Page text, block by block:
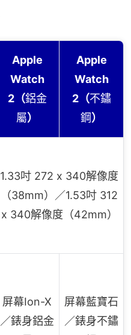
Apple
Watch
2（鋁金
屬）
Apple
Watch
2（不鏽
鋼）
1.33吋 272 x 340解像度
（38mm）／1.53吋 312
x 340解像度（42mm）
屏幕Ion-X
／錶身鋁金
屏幕藍寶石
／錶身不鏽